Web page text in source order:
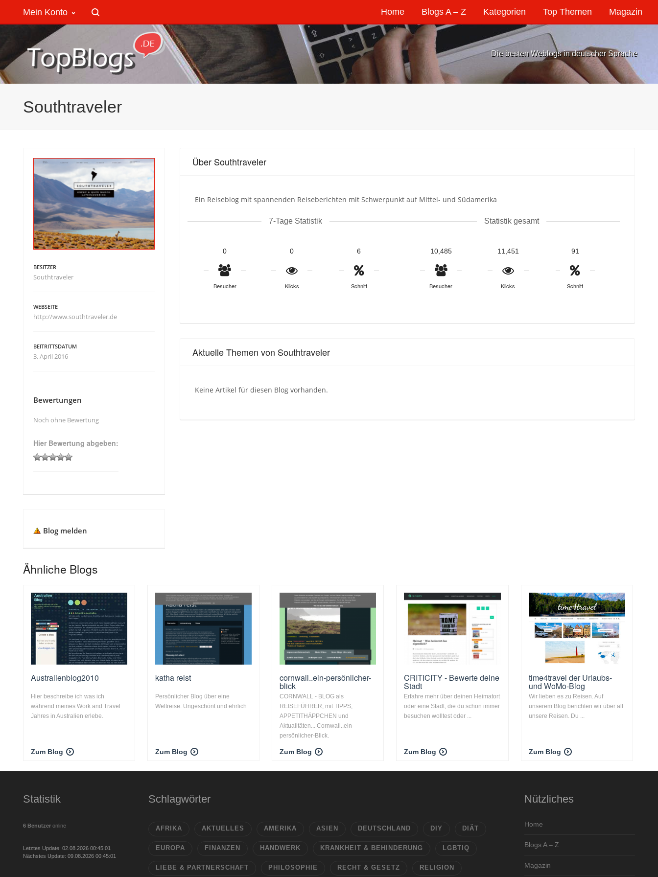
Home Blogs A – Z Kategorien Top Themen Magazin
Mein Konto
Die besten Weblogs in deutscher Sprache
Southtraveler
Über Southtraveler
Ein Reiseblog mit spannenden Reiseberichten mit Schwerpunkt auf Mittel- und Südamerika
7-Tage Statistik
0
Besucher
0
Klicks
6
Schnitt
Statistik gesamt
10,485
Besucher
11,451
Klicks
91
Schnitt
Aktuelle Themen von Southtraveler
Keine Artikel für diesen Blog vorhanden.
BESITZER
Southtraveler
WEBSEITE
http://www.southtraveler.de
BEITRITTSDATUM
3. April 2016
Bewertungen
Noch ohne Bewertung
Hier Bewertung abgeben:
Blog melden
Ähnliche Blogs
Australienblog2010
Hier beschreibe ich was ich
während meines Work and Travel
Jahres in Australien erlebe.
Zum Blog
katha reist
Persönlicher Blog über eine
Weltreise. Ungeschönt und ehrlich
Zum Blog
cornwall..ein-persönlicher-
blick
CORNWALL - BLOG als
REISEFÜHRER; mit TIPPS,
APPETITHÄPPCHEN und
Aktualitäten... Cornwall..ein-
persönlicher-Blick.
Zum Blog
CRITICITY - Bewerte deine
Stadt
Erfahre mehr über deinen Heimatort
oder eine Stadt, die du schon immer
besuchen wolltest oder ...
Zum Blog
time4travel der Urlaubs-
und WoMo-Blog
Wir lieben es zu Reisen. Auf
unserem Blog berichten wir über all
unsere Reisen. Du ...
Zum Blog
Statistik
6 Benutzer online
Letztes Update: 02.08.2026 00:45:01
Nächstes Update: 09.08.2026 00:45:01
Schlagwörter
AFRIKA AKTUELLES AMERIKA ASIEN DEUTSCHLAND DIY DIÄT
EUROPA FINANZEN HANDWERK KRANKHEIT & BEHINDERUNG LGBTIQ
LIEBE & PARTNERSCHAFT PHILOSOPHIE RECHT & GESETZ RELIGION
Nützliches
Home
Blogs A – Z
Magazin